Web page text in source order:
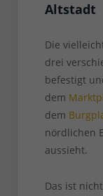
Altstadt
Die
drei
befestigt
dem
dem
nördlichen
aussieht.
Das ist